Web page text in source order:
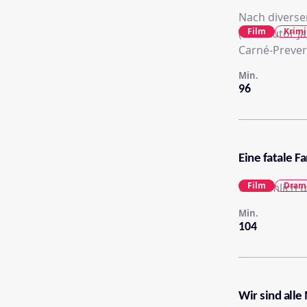
Nach
(und Autor
Carné-
96
Min.
Film Krimi
Eine fatale
Unheimlich
104
Min.
Film
Wir sind alle